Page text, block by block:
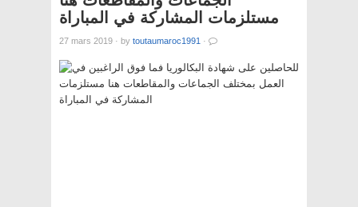
مستلزمات المشاركة في المباراة
27 mars 2019 · by toutaumaroc1991 ·